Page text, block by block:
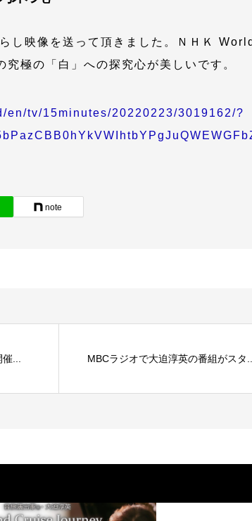
し映像を送って頂きました。ＮＨＫ
極の「白」への探究心が美しいです。
tv/15minutes/20220223/3019162/?
note
... MBCラジオで大迫淳英の番組がスタ...